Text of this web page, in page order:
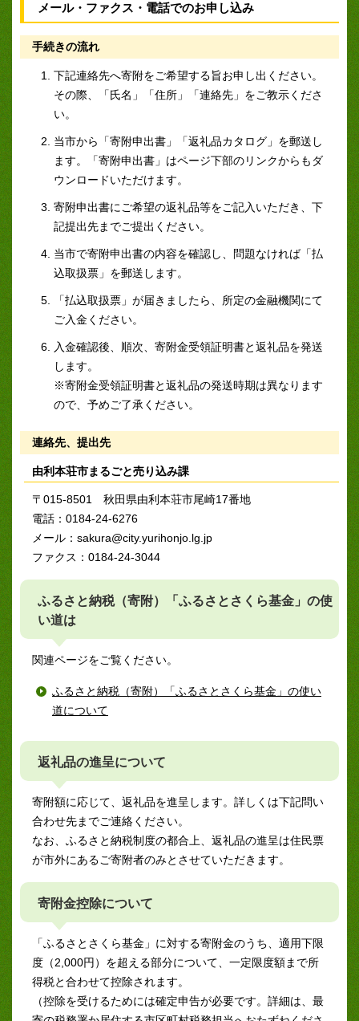
メール・ファクス・電話でのお申し込み
手続きの流れ
下記連絡先へ寄附をご希望する旨お申し出ください。
その際、「氏名」「住所」「連絡先」をご教示くださ
い。
当市から「寄附申出書」「返礼品カタログ」を郵送し
ます。「寄附申出書」はページ下部のリンクからもダ
ウンロードいただけます。
寄附申出書にご希望の返礼品等をご記入いただき、下
記提出先までご提出ください。
当市で寄附申出書の内容を確認し、問題なければ「払
込取扱票」を郵送します。
「払込取扱票」が届きましたら、所定の金融機関にて
ご入金ください。
入金確認後、順次、寄附金受領証明書と返礼品を発送
します。
※寄附金受領証明書と返礼品の発送時期は異なります
ので、予めご了承ください。
連絡先、提出先
由利本荘市まるごと売り込み課
〒015-8501 秋田県由利本荘市尾崎17番地
電話：0184-24-6276
メール：sakura@city.yurihonjo.lg.jp
ファクス：0184-24-3044
ふるさと納税（寄附）「ふるさとさくら基金」の使
い道は
関連ページをご覧ください。
ふるさと納税（寄附）「ふるさとさくら基金」の使い
道について
返礼品の進呈について
寄附額に応じて、返礼品を進呈します。詳しくは下記問い
合わせ先までご連絡ください。
なお、ふるさと納税制度の都合上、返礼品の進呈は住民票
が市外にあるご寄附者のみとさせていただきます。
寄附金控除について
「ふるさとさくら基金」に対する寄附金のうち、適用下限
度（2,000円）を超える部分について、一定限度額まで所
得税と合わせて控除されます。
（控除を受けるためには確定申告が必要です。詳細は、最